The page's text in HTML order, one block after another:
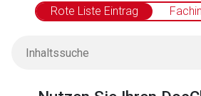
Rote Liste Eintrag
Betreiber verantwortlich. Ebenso
Datenschutzbestimmungen.